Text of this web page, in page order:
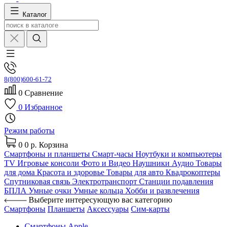
Каталог
8(800)600-61-72
0 Сравнение
0 Избранное
Режим работы
0 0 р. Корзина
Смартфоны и планшеты Смарт-часы Ноутбуки и компьютеры
TV Игровые консоли Фото и Видео Наушники Аудио Товары
для дома Красота и здоровье Товары для авто Квадрокоптеры
Спутниковая связь Электротранспорт Станции подавления
БПЛА Умные очки Умные кольца Хобби и развлечения
Выберите интересующую вас категорию
Смартфоны Планшеты Аксессуары Сим-карты